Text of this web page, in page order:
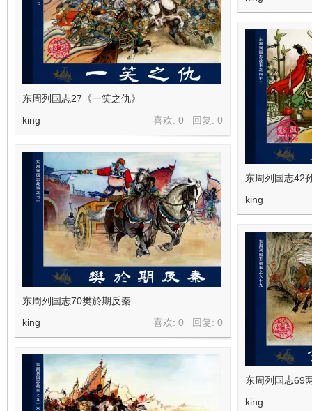
东周列国志27《一笑之仇》
喜欢: 0 回复: 0
king
东周列国志42
king
东周列国志70樊於期反秦
喜欢: 0 回复: 0
king
东周列国志69
king